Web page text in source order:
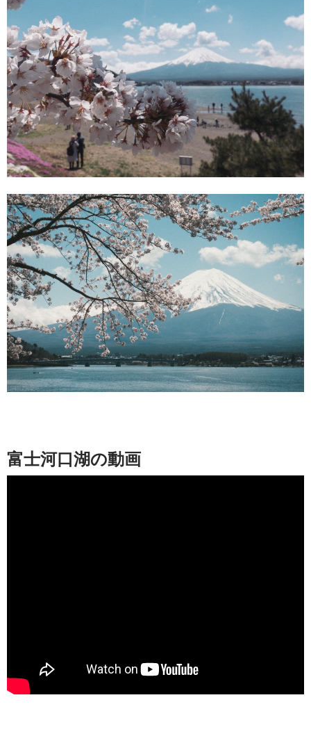
富士河口湖の動画